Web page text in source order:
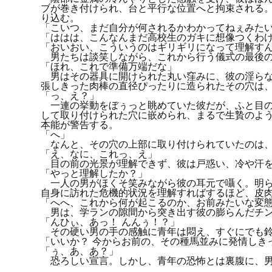
ブが巻き付けられ、台と平行な位置へと拘束される
り込む。
「こいつ、まだ自分が何されるかわかってねぇみた
「ははは、こんなんまだ高校生のガキに想像つくわ
「おいおい、こういうのはギリギリになって理解す
男たちは談笑しながら、これから行う儀式の最後
「ほれ、これで準備万端だな」
男はその器具に開けられた丸い窪みに、彼の淫ら
張しきった肉棒の直径ぴったりに造られたその穴は
「っ、え？」
一連の挙動をぼぅっと眺めていた彼だが、ふと目
して取り付けられた穴に嵌められ、まるで生贄の
本能が警告する。
「へ」
なんと、その穴の上部に取り付けられていたのは
「え、なに、これっ、え」
目の前の光景が理解できず、彼は戸惑い、冷や汗
「やっと理解したか？」
一人の男がほくそ笑みながら彼の耳元で囁く。明
自身に訪れた危機的状況を理解すればするほど、
「へへ、これから何が起こるのか、お前みたいな
男は、学ランの隙間から突き出す彼の膨らんだチ
「んひぃ、あっ！ んんぅ！？」
その硬い男の手の感触に青年は悶え、すぐにでも
「いいか？ 今からお前の、その種馬並みに発情し
「ぅ、あ、あ？」
恐ろしい宣言。しかし、青年の恐怖とは裏腹に、